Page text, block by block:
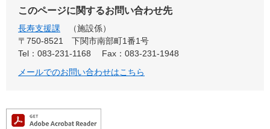
このページに関するお問い合わせ先
長寿支援課
施設係
〒750-8521
下関市南部町1番1号
Tel：083-231-1168
Fax：083-231-1948
メールでのお問い合わせはこちら